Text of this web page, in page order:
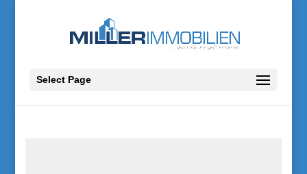
Select Page